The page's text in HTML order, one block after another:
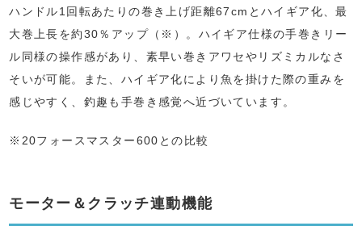
ハンドル1回転あたりの巻き上げ距離67cmとハイギア化、最
大巻上長を約30％アップ（※）。ハイギア仕様の手巻きリー
ル同様の操作感があり、素早い巻きアワセやリズミカルなさ
そいが可能。また、ハイギア化により魚を掛けた際の重みを
感じやすく、釣趣も手巻き感覚へ近づいています。
※20フォースマスター600との比較
モーター＆クラッチ連動機能